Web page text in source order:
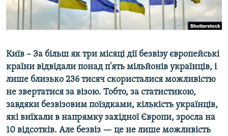
СВІДЧЕННЯ ОКУПАЦІЇ
УКРАЇНСЬКА ПРОБЛЕМА КРИМУ
Qırımtatar
Усі сайти RFE/RL
Київ – За більш як три місяці дії безвізу європейські
країни відвідали понад п'ять мільйонів українців, і
лише близько 236 тисяч скористалися можливістю
не звертатися за візою. Тобто, за статистикою,
завдяки безвізовим поїздками, кількість українців,
які виїхали в напрямку західної Європи, зросла на
10 відсотків. Але безвіз — це не лише можливість